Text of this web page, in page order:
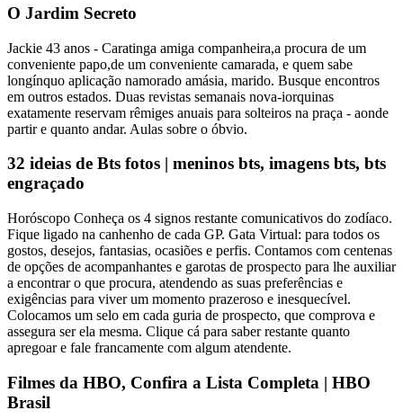
O Jardim Secreto
Jackie 43 anos - Caratinga amiga companheira,a procura de um
conveniente papo,de um conveniente camarada, e quem sabe
longínquo aplicação namorado amásia, marido. Busque encontros
em outros estados. Duas revistas semanais nova-iorquinas
exatamente reservam rêmiges anuais para solteiros na praça - aonde
partir e quanto andar. Aulas sobre o óbvio.
32 ideias de Bts fotos | meninos bts, imagens bts, bts
engraçado
Horóscopo Conheça os 4 signos restante comunicativos do zodíaco.
Fique ligado na canhenho de cada GP. Gata Virtual: para todos os
gostos, desejos, fantasias, ocasiões e perfis. Contamos com centenas
de opções de acompanhantes e garotas de prospecto para lhe auxiliar
a encontrar o que procura, atendendo as suas preferências e
exigências para viver um momento prazeroso e inesquecível.
Colocamos um selo em cada guria de prospecto, que comprova e
assegura ser ela mesma. Clique cá para saber restante quanto
apregoar e fale francamente com algum atendente.
Filmes da HBO, Confira a Lista Completa | HBO
Brasil